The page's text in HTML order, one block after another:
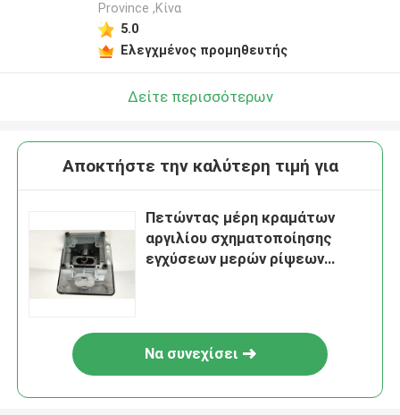
Province ,Κίνα
5.0
Ελεγχμένος προμηθευτής
Δείτε περισσότερων
Αποκτήστε την καλύτερη τιμή για
Πετώντας μέρη κραμάτων
αργιλίου σχηματοποίησης
εγχύσεων μερών ρίψεων
Να συνεχίσει